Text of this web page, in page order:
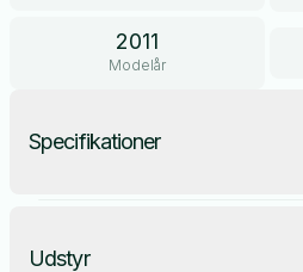
2011
Modelår
Specifikationer
Udstyr